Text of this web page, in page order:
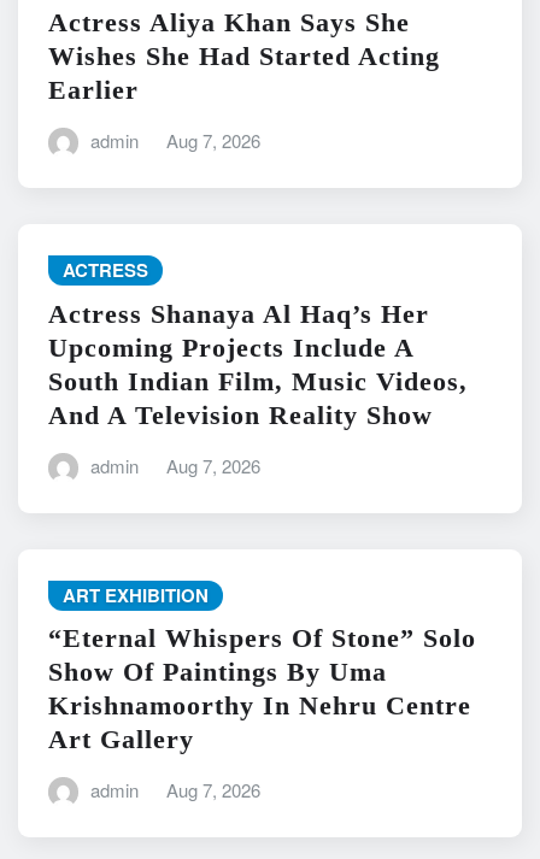
Actress Aliya Khan Says She
Wishes She Had Started Acting
Earlier
admin Aug 7, 2026
ACTRESS
Actress Shanaya Al Haq’s Her
Upcoming Projects Include A
South Indian Film, Music Videos,
And A Television Reality Show
admin Aug 7, 2026
ART EXHIBITION
“Eternal Whispers Of Stone” Solo
Show Of Paintings By Uma
Krishnamoorthy In Nehru Centre
Art Gallery
admin Aug 7, 2026